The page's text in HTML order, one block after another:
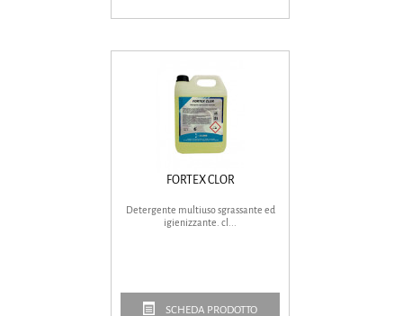
FORTEX CLOR
Detergente multiuso sgrassante ed
igienizzante. cl...
SCHEDA PRODOTTO